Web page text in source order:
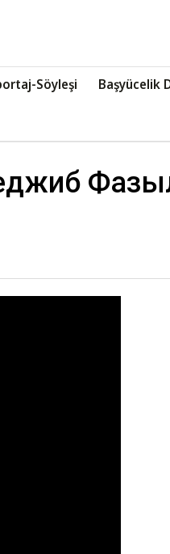
Söyleşi Başyücelik